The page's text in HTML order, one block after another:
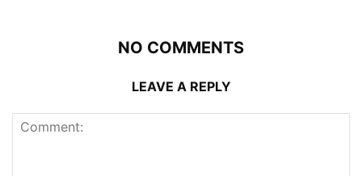
NO COMMENTS
LEAVE A REPLY